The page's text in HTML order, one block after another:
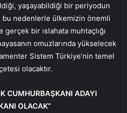
yaşayabildiği bir periyodun
bu nedenlerle ülkemizin önemli
bir ıslahata muhtaçlığı
omuzlarında yükselecek
Sistem Türkiye’nin temel
olacaktır.
CUMHURBAŞKANI ADAYI
OLACAK”